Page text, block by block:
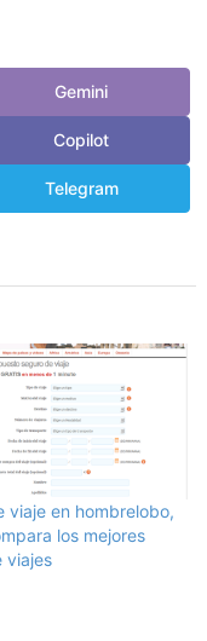
Gemini
Copilot
Telegram
viaje en hombrelobo,
los mejores
viajes